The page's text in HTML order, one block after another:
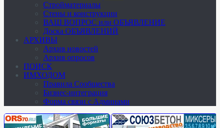
Стройматериалы
Стены и конструкции
ВАШ ВОПРОС или ОБЪЯВЛЕНИЕ
Доска ОБЪЯВЛЕНИЙ
АРХИВЫ
Архив новостей
Архив опросов
ПОИСК
ИМХОДОМ
Правила Сообщества
Бизнес-интеграция
Форма связи с Админами